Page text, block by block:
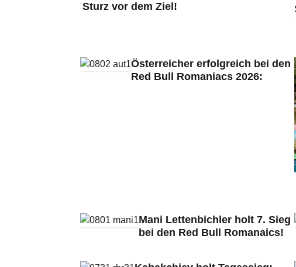
Sturz vor dem Ziel!
Österreicher erfolgreich bei den
Red Bull Romaniacs 2026:
Mani Lettenbichler holt 7. Sieg
bei den Red Bull Romanaics!